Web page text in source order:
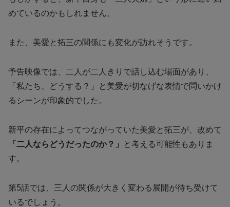
めているのかもしれません。
また、美愛と拓三の関係にも変化が訪れそうです。
予告映像では、二人が二人きりで話し込む場面があり、
「私たち、どうする？」と美愛が切なげな表情で問いかけ
るシーンが印象的でした。
新平の存在によってつながっていた美愛と拓三が、改めて
「二人ならどうだったのか？」
と考える可能性もありま
す。
第5話では、三人の関係が大きく変わる展開が待ち受けて
いるでしょう。